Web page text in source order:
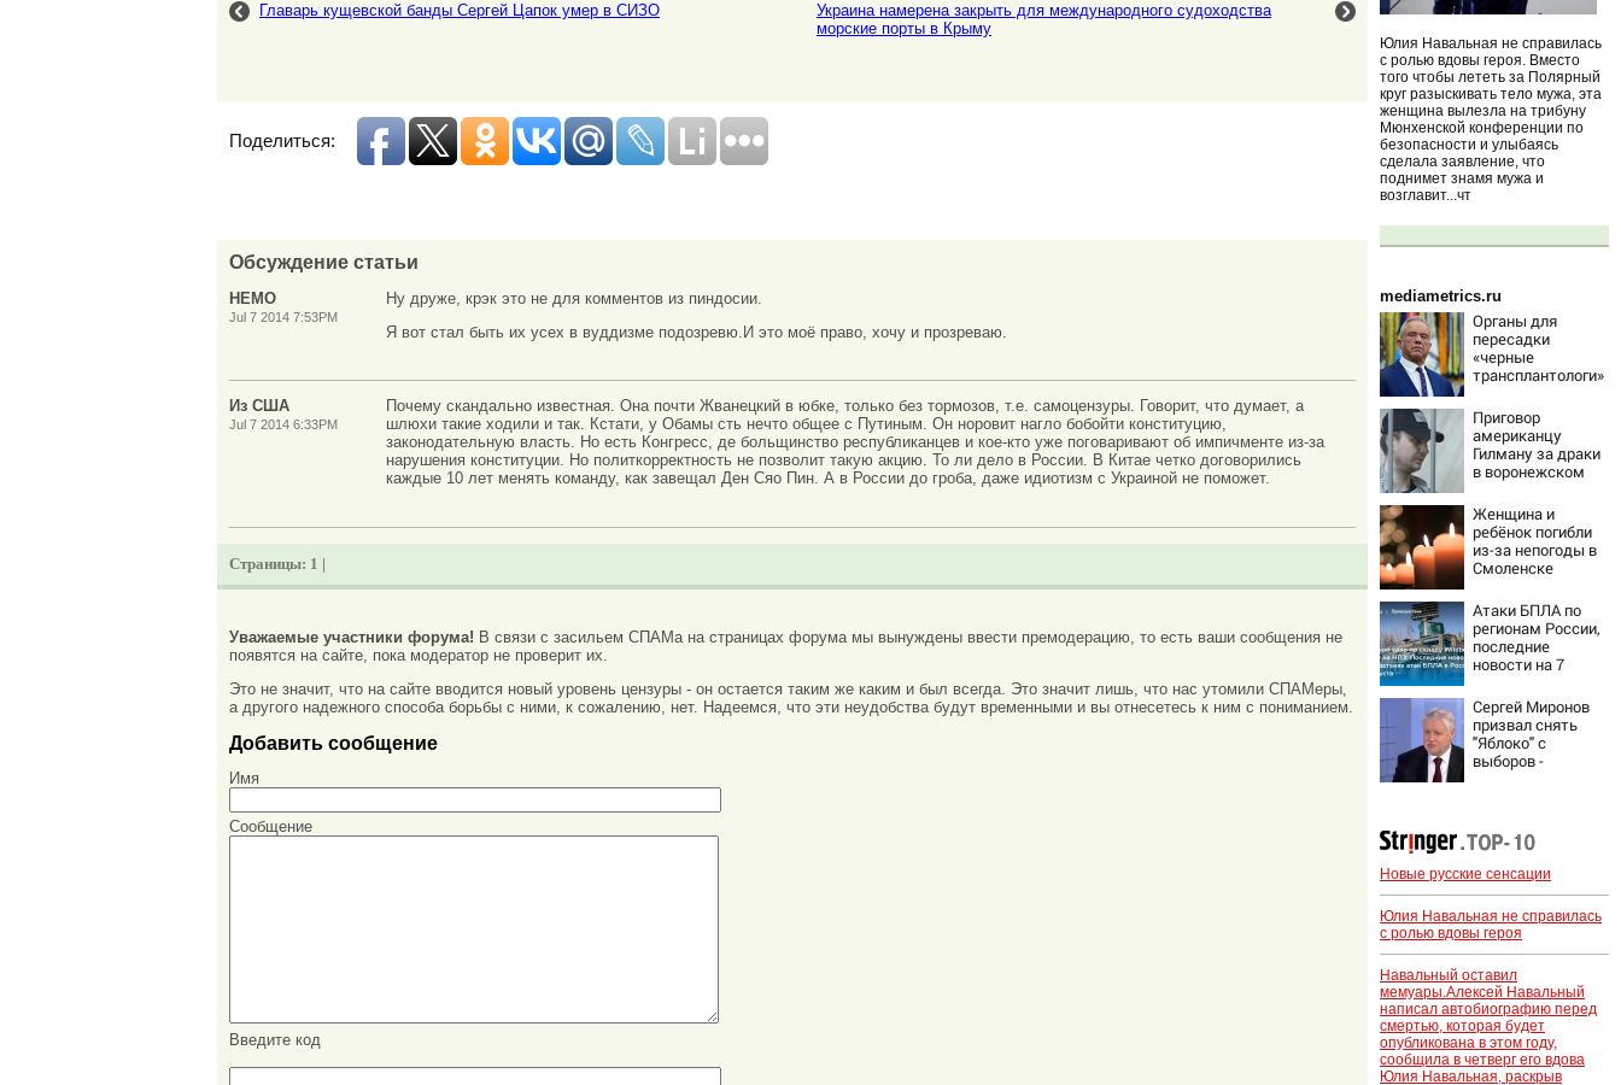
Главарь кущевской банды Сергей Цапок умер в СИЗО
Украина намерена закрыть для международного судоходства
морские порты в Крыму
Поделиться:
Обсуждение статьи
НЕМО
Jul 7 2014 7:53PM
Ну друже, крэк это не для комментов из пиндосии.
Я вот стал быть их усех в вуддизме подозревю.И это моё право, хочу и прозреваю.
Из США
Jul 7 2014 6:33PM
Почему скандально известная. Она почти Жванецкий в юбке, только без тормозов, т.е. самоцензуры. Говорит, что думает, а
шлюхи такие ходили и так. Кстати, у Обамы сть нечто общее с Путиным. Он норовит нагло бобойти конституцию,
законодательную власть. Но есть Конгресс, де больщинство республиканцев и кое-кто уже поговаривают об импичменте из-за
нарушения конституции. Но политкорректность не позволит такую акцию. То ли дело в России. В Китае четко договорились
каждые 10 лет менять команду, как завещал Ден Сяо Пин. А в России до гроба, даже идиотизм с Украиной не поможет.
Страницы: 1 |
Уважаемые участники форума! В связи с засильем СПАМа на страницах форума мы вынуждены ввести премодерацию, то есть ваши сообщения не
появятся на сайте, пока модератор не проверит их.
Это не значит, что на сайте вводится новый уровень цензуры - он остается таким же каким и был всегда. Это значит лишь, что нас утомили СПАМеры,
а другого надежного способа борьбы с ними, к сожалению, нет. Надеемся, что эти неудобства будут временными и вы отнесетесь к ним с пониманием.
Добавить сообщение
Имя
Сообщение
Введите код
Юлия Навальная не справилась
с ролью вдовы героя. Вместо
того чтобы лететь за Полярный
круг разыскивать тело мужа, эта
женщина вылезла на трибуну
Мюнхенской конференции по
безопасности и улыбаясь
сделала заявление, что
поднимет знамя мужа и
возглавит...чт
mediametrics.ru
Органы для
пересадки
«черные
трансплантологи»
живых пациентов
Приговор
американцу
Гилману за драки
в воронежском
потребовали
ужесточить -
Новости на
Вести.ru
Женщина и
ребёнок погибли
из-за непогоды в
Смоленске
Атаки БПЛА по
регионам России,
последние
новости на 7
последствия,
атаки на склады
Wildberries,
состояние
пострадавших
Сергей Миронов
призвал снять
"Яблоко" с
выборов -
Новые русские сенсации
Юлия Навальная не справилась
с ролью вдовы героя
Навальный оставил
мемуары.Алексей Навальный
написал автобиографию перед
смертью, которая будет
опубликована в этом году,
сообщила в четверг его вдова
Юлия Навальная, раскрыв